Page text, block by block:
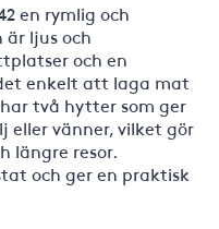
en rymlig och
ljus och
och en
enkelt att laga mat
två hytter som ger
eller vänner, vilket gör
längre resor.
och ger en praktisk